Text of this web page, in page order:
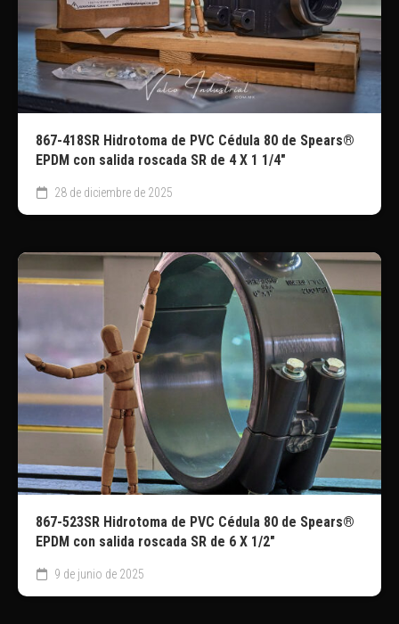
867-418SR Hidrotoma de PVC Cédula 80 de Spears®
EPDM con salida roscada SR de 4 X 1 1/4″
28 de diciembre de 2025
867-523SR Hidrotoma de PVC Cédula 80 de Spears®
EPDM con salida roscada SR de 6 X 1/2″
9 de junio de 2025